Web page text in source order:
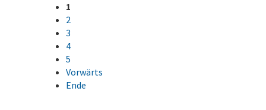
1
2
3
4
5
Vorwärts
Ende